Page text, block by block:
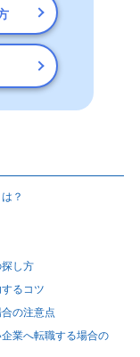
？
し方
るコツ
の注意点
業へ転職する場合の